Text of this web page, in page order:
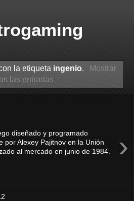
la etiqueta ingenio.
Mostrar
las entradas
›
diseñado y programado
por Alexey Pajitnov en la Unión
al mercado en junio de 1984.